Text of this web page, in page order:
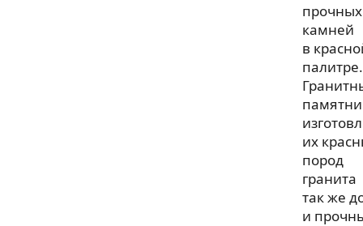
прочных
камней
в
палитре.
их
пород
гранита
так же
и